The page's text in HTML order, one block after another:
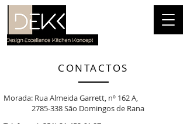
CONTACTOS
Morada: Rua Almeida Garrett, nº 162 A,
2785-338São Domingos de Rana